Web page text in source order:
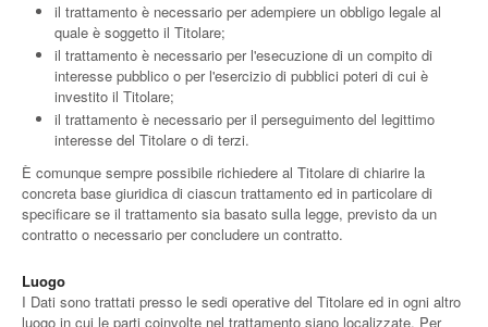
il trattamento è necessario per adempiere un obbligo legale al
quale è soggetto il Titolare;
il trattamento è necessario per l'esecuzione di un compito di
interesse pubblico o per l'esercizio di pubblici poteri di cui è
investito il Titolare;
il trattamento è necessario per il perseguimento del legittimo
interesse del Titolare o di terzi.
È comunque sempre possibile richiedere al Titolare di chiarire la
concreta base giuridica di ciascun trattamento ed in particolare di
specificare se il trattamento sia basato sulla legge, previsto da un
contratto o necessario per concludere un contratto.
Luogo
I Dati sono trattati presso le sedi operative del Titolare ed in ogni altro
luogo in cui le parti coinvolte nel trattamento siano localizzate. Per